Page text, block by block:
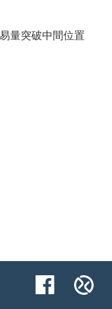
量突破中間位置
Facebook